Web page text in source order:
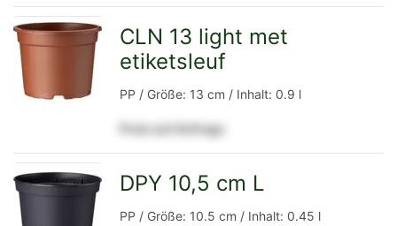
Detailseite
CLN 13 light met
etiketsleuf
PP / Größe: 13 cm / Inhalt: 0.9 l
Preis auf Anfrage
DPY 10,5 cm L
PP / Größe: 10.5 cm / Inhalt: 0.45 l